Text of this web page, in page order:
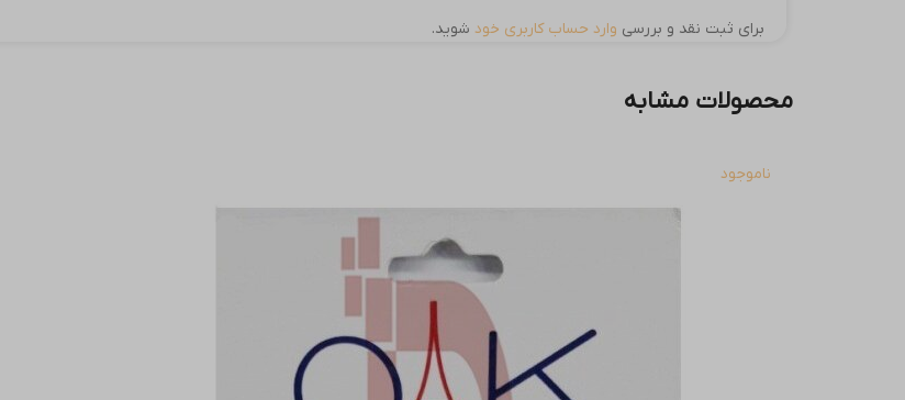
برای ثبت نقد و بررسی وارد حساب کاربری خود شوید.
محصولات مشابه
ناموجود